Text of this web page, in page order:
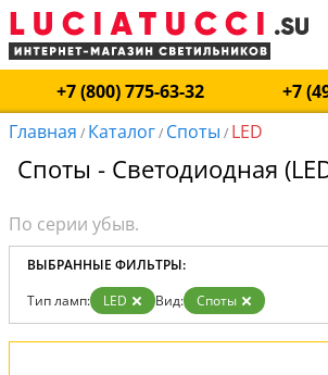
+7 (800) 775-63-32
+7
Главная / Каталог/ Споты / LED
Споты - Светодиодная
ВЫБРАННЫЕ ФИЛЬТРЫ:
Тип ламп: LED Вид: Споты